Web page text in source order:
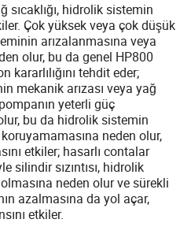
hidrolik sistemin
Çok yüksek veya çok düşük
arızalanmasına veya
olur, bu da genel HP800
kararlılığını tehdit eder;
mekanik arızası veya yağ
yeterli güç
bu da hidrolik sistemin
neden olur,
etkiler; hasarlı contalar
silindir sızıntısı, hidrolik
neden olur ve sürekli
azalmasına da yol açar,
etkiler.